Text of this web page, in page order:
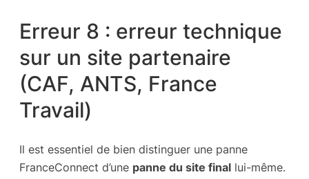
Erreur 8 : erreur technique
sur un site partenaire
(CAF, ANTS, France
Travail)
Il est essentiel de bien distinguer une panne
FranceConnect d’une panne du site final lui-même.